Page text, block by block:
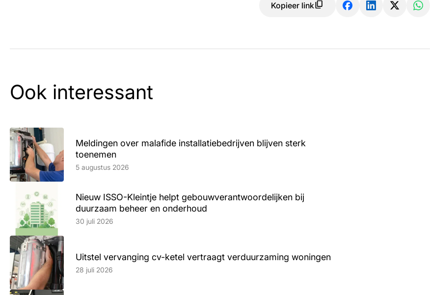
Kopieer link
Ook interessant
Meldingen over malafide installatiebedrijven blijven sterk
toenemen
Lees artikel
5 augustus 2026
Nieuw ISSO-Kleintje helpt gebouwverantwoordelijken bij
duurzaam beheer en onderhoud
Lees artikel
30 juli 2026
Uitstel vervanging cv-ketel vertraagt verduurzaming woningen
Lees artikel
28 juli 2026